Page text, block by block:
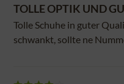
TOLLE OPTIK UND
Tolle Schuhe in guter
schwankt, sollte ne